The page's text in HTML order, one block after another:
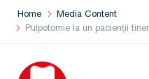
Home
Media Content
Pulpotomie la un pacienții